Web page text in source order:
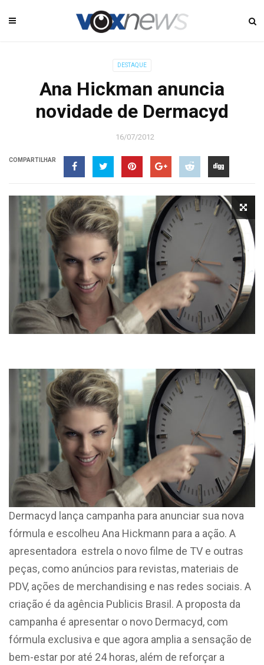
DESTAQUE
Ana Hickman anuncia
novidade de Dermacyd
16/07/2012
COMPARTILHAR
Dermacyd lança campanha para anunciar sua nova
fórmula e escolheu Ana Hickmann para a ação. A
apresentadora estrela o novo filme de TV e outras
peças, como anúncios para revistas, materiais de
PDV, ações de merchandising e nas redes sociais. A
criação é da agência Publicis Brasil. A proposta da
campanha é apresentar o novo Dermacyd, com
fórmula exclusiva e que agora amplia a sensação de
bem-estar por até 24 horas, além de reforçar a